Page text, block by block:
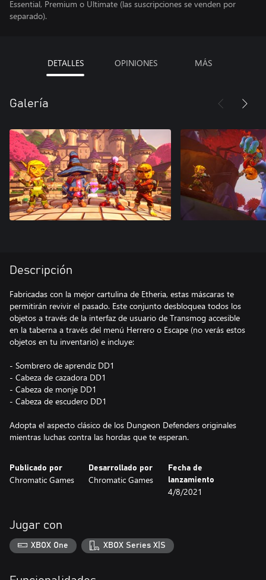
Essential, Premium o Ultimate (las suscripciones se venden por
separado).
DETALLES OPINIONES MÁS
Galería
Descripción
Fabricadas con la mejor cartulina de Etheria, estas máscaras te
permitirán revivir el pasado. Este conjunto desbloquea todos los
objetos a través de la interfaz de usuario de Transmog accesible
en la taberna a través del menú Herrero o Escape (no verás estos
objetos en tu inventario) e incluye:
- Sombrero de aprendiz DD1
- Cabeza de cazadora DD1
- Cabeza de monje DD1
- Cabeza de escudero DD1
Adopta el aspecto clásico de los Dungeon Defenders originales
mientras luchas contra las hordas que te esperan.
Publicado por
Chromatic Games
Desarrollado por
Chromatic Games
Fecha de
lanzamiento
4/8/2021
Jugar con
XBOX One XBOX Series X|S